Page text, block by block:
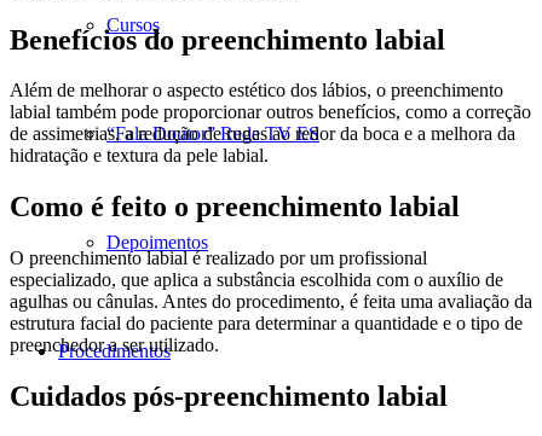
Cursos
“Fala Doutor” Rede TV ES
Depoimentos
Procedimentos
Benefícios do preenchimento labial
Além de melhorar o aspecto estético dos lábios, o preenchimento
labial também pode proporcionar outros benefícios, como a correção
de assimetrias, a redução de rugas ao redor da boca e a melhora da
hidratação e textura da pele labial.
Como é feito o preenchimento labial
O preenchimento labial é realizado por um profissional
especializado, que aplica a substância escolhida com o auxílio de
agulhas ou cânulas. Antes do procedimento, é feita uma avaliação da
estrutura facial do paciente para determinar a quantidade e o tipo de
preenchedor a ser utilizado.
Cuidados pós-preenchimento labial